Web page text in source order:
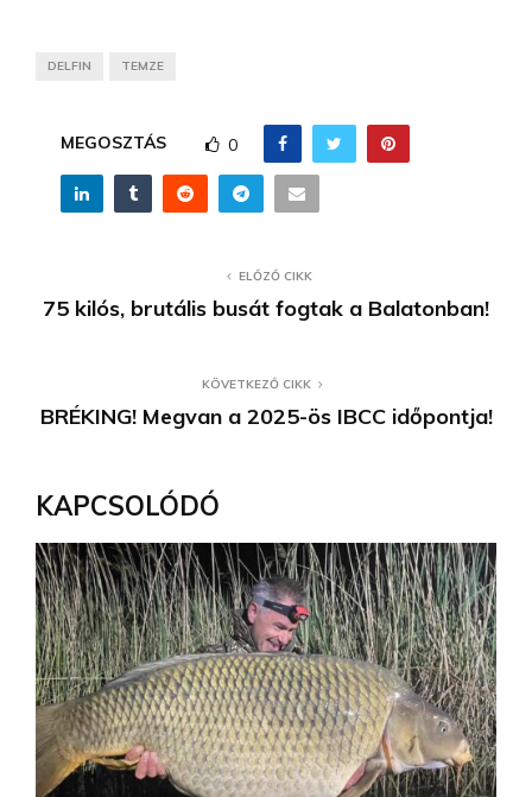
DELFIN TEMZE
MEGOSZTÁS 0
ELŐZŐ CIKK
75 kilós, brutális busát fogtak a Balatonban!
KÖVETKEZŐ CIKK
BRÉKING! Megvan a 2025-ös IBCC időpontja!
KAPCSOLÓDÓ